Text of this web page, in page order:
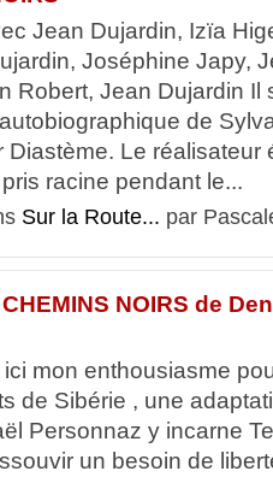
Jean Dujardin, Izïa
Joséphine Japy,
Robert, Jean Dujardin Il
de
Le réalisateur
racine pendant le...
Sur la Route... par
NOIRS de
mon enthousiasme
de Sibérie , une
Personnaz y incarne
un besoin de